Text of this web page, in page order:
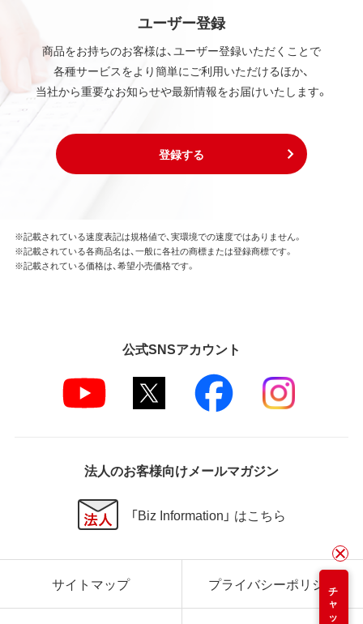
ユーザー登録
商品をお持ちのお客様は、ユーザー登録いただくことで
各種サービスをより簡単にご利用いただけるほか、
当社から重要なお知らせや最新情報をお届けいたします。
登録する
チャット
※記載されている速度表記は規格値で、実環境での速度ではありません。
※記載されている各商品名は、一般に各社の商標または登録商標です。
※記載されている価格は、希望小売価格です。
公式SNSアカウント
法人のお客様向けメールマガジン
「Biz Information」 はこちら
サイトマップ プライバシーポリシー